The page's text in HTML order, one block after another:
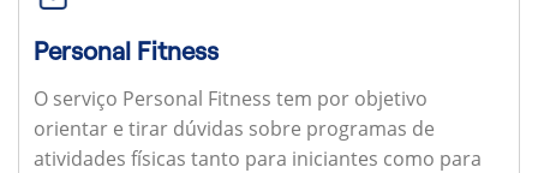
Personal Fitness
O serviço Personal Fitness tem por objetivo
orientar e tirar dúvidas sobre programas de
atividades físicas tanto para iniciantes como para